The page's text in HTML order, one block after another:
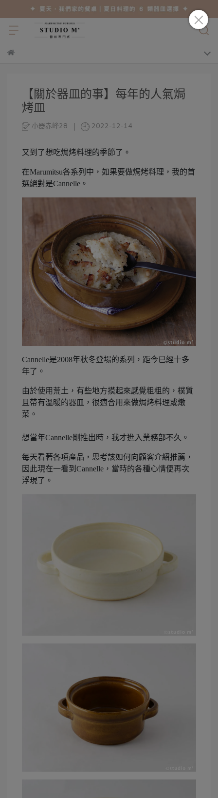
【關於器皿的事】每年的人氣焗
烤皿
小器赤峰28 2022-12-14
又到了想吃焗烤料理的季節了。
在Marumitsu各系列中，如果要做焗烤料理，我的首
選絕對是Cannelle。
Cannelle是2008年秋冬登場的系列，距今已經十多
年了。
由於使用荒土，有些地方摸起來感覺粗粗的，樸質
且帶有溫暖的器皿，很適合用來做焗烤料理或燉
菜。
想當年Cannelle剛推出時，我才進入業務部不久。
每天看著各項產品，思考該如何向顧客介紹推薦，
因此現在一看到Cannelle，當時的各種心情便再次
浮現了。